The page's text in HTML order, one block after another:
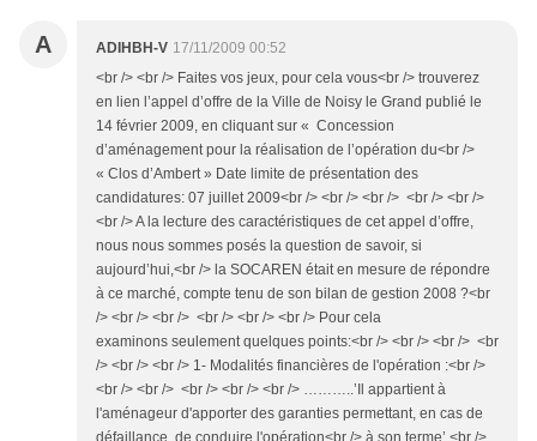
A ADIHBH-V 17/11/2009 00:52
<br /> <br /> Faites vos jeux, pour cela vous<br /> trouverez
en lien l’appel d’offre de la Ville de Noisy le Grand publié le
14 février 2009, en cliquant sur « Concession
d’aménagement pour la réalisation de l’opération du<br />
« Clos d’Ambert » Date limite de présentation des
candidatures: 07 juillet 2009<br /> <br /> <br /> <br /> <br />
<br /> A la lecture des caractéristiques de cet appel d’offre,
nous nous sommes posés la question de savoir, si
aujourd’hui,<br /> la SOCAREN était en mesure de répondre
à ce marché, compte tenu de son bilan de gestion 2008 ?<br
/> <br /> <br /> <br /> <br /> <br /> Pour cela
examinons seulement quelques points:<br /> <br /> <br /> <br
/> <br /> <br /> 1- Modalités financières de l'opération :<br />
<br /> <br /> <br /> <br /> <br /> ………..’Il appartient à
l'aménageur d'apporter des garanties permettant, en cas de
défaillance, de conduire l'opération<br /> à son terme’.<br />